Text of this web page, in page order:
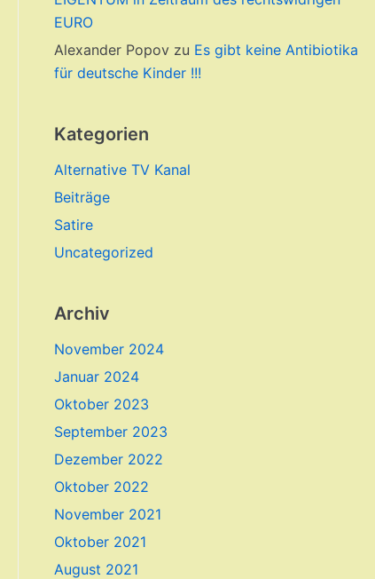
EURO
Alexander Popovzu Es gibt keine Antibiotika
für deutsche Kinder !!!
Kategorien
Alternative TV Kanal
Beiträge
Satire
Uncategorized
Archiv
November 2024
Januar 2024
Oktober 2023
September 2023
Dezember 2022
Oktober 2022
November 2021
Oktober 2021
August 2021